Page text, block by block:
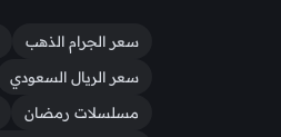
سعر الجرام الذهب
سعر الريال السعودي
مسلسلات رمضان